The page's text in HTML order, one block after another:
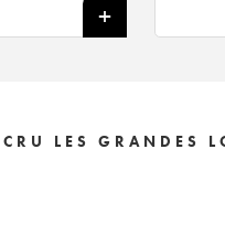
LES GRANDES